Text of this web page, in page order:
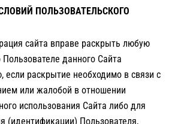
ПОЛЬЗОВАТЕЛЬСКОГО
сайта вправе раскрыть любую
данного Сайта
если раскрытие необходимо в связи с
или жалобой в отношении
использования Сайта либо для
(идентификации) Пользователя,